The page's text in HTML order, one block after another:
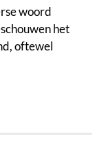
woord
het
oftewel